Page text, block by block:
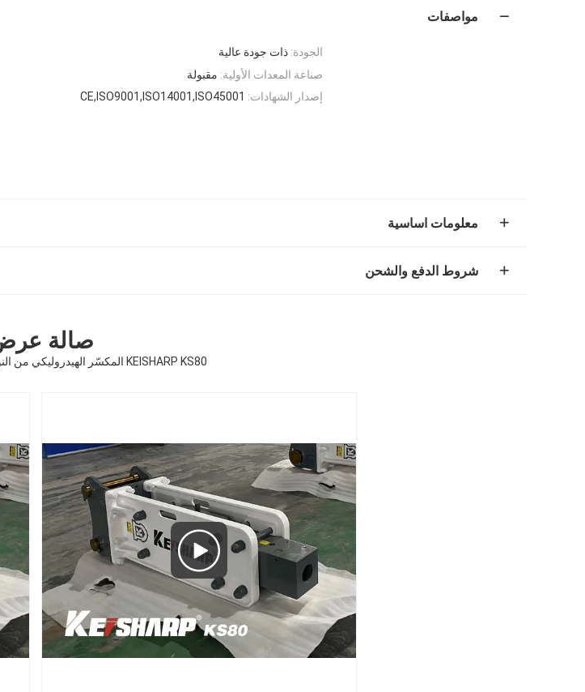
مواصفات
الجودة: ذات جودة عالية
صناعة المعدات الأولية: مقبولة
إصدار الشهادات: CE,ISO9001,ISO14001,ISO45001
معلومات اساسية
شروط الدفع والشحن
صالة
KEISHARP KS80 المكسّر الهيدروليكي من النوع الأعلى للمحفرة الصغيرة